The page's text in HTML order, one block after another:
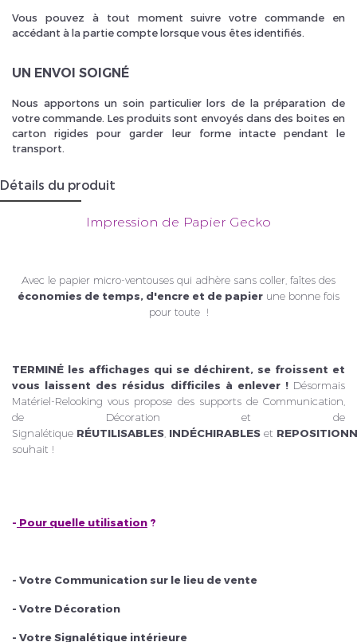
Vous pouvez à tout moment suivre votre commande en
accédant à la partie compte lorsque vous êtes identifiés.
UN ENVOI SOIGNÉ
Nous apportons un soin particulier lors de la préparation de
votre commande. Les produits sont envoyés dans des boites en
carton rigides pour garder leur forme intacte pendant le
transport.
Détails du produit
Impression de Papier Gecko
Avec le papier micro-ventouses qui adhère sans coller, faîtes des
économies de temps, d'encre et de papier une bonne fois
pour toute !
TERMINÉ les affichages qui se déchirent, se froissent et
vous laissent des résidus difficiles à enlever ! Désormais
Matériel-Relooking vous propose des supports de Communication,
de Décoration et de
Signalétique RÉUTILISABLES INDÉCHIRABLES et
souhait !
- Pour quelle utilisation ?
- Votre Communication sur le lieu de vente
- Votre Décoration
- Votre Signalétique intérieure